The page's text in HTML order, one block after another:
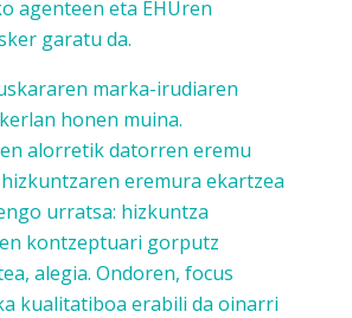
agenteen eta EHUren
garatu da.
marka-irudiaren
honen muina.
alorretik datorren eremu
eremura ekartzea
urratsa: hizkuntza
kontzeptuari gorputz
alegia. Ondoren, focus
kualitatiboa erabili da oinarri